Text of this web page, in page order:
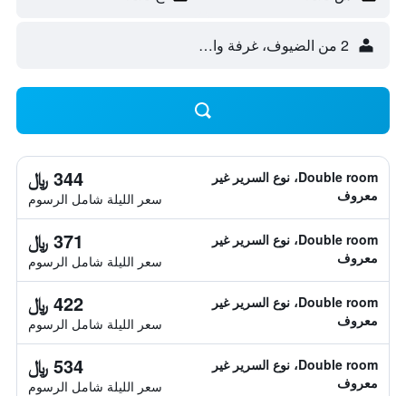
2 من الضيوف، غرفة واحدة
Double room، نوع السرير غير
معروف
344 ﷼
سعر الليلة شامل الرسوم
Double room، نوع السرير غير
معروف
371 ﷼
سعر الليلة شامل الرسوم
Double room، نوع السرير غير
معروف
422 ﷼
سعر الليلة شامل الرسوم
Double room، نوع السرير غير
معروف
534 ﷼
سعر الليلة شامل الرسوم